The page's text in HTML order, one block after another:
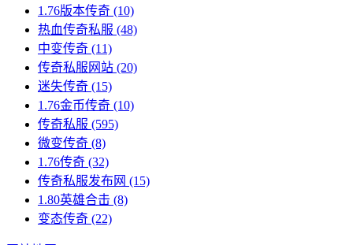
1.76版本传奇 (10)
热血传奇私服 (48)
中变传奇 (11)
传奇私服网站 (20)
迷失传奇 (15)
1.76金币传奇 (10)
传奇私服 (595)
微变传奇 (8)
1.76传奇 (32)
传奇私服发布网 (15)
1.80英雄合击 (8)
变态传奇 (22)